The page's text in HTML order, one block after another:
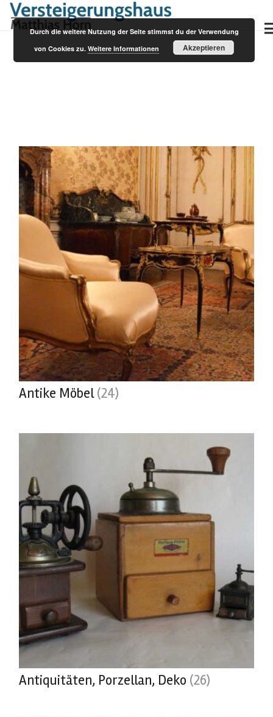
Antike Möbel(24)
Antiquitäten, Porzellan, Deko (26)
Durch die weitere Nutzung der Seite stimmst du der Verwendung
von Cookies zu.Weitere Informationen Akzeptieren